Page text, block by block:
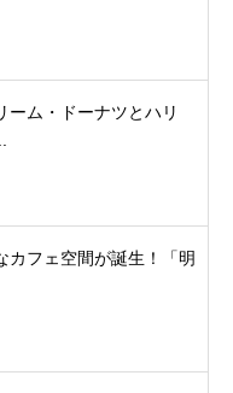
ーム・ドーナツとハリ
カフェ空間が誕生！「明